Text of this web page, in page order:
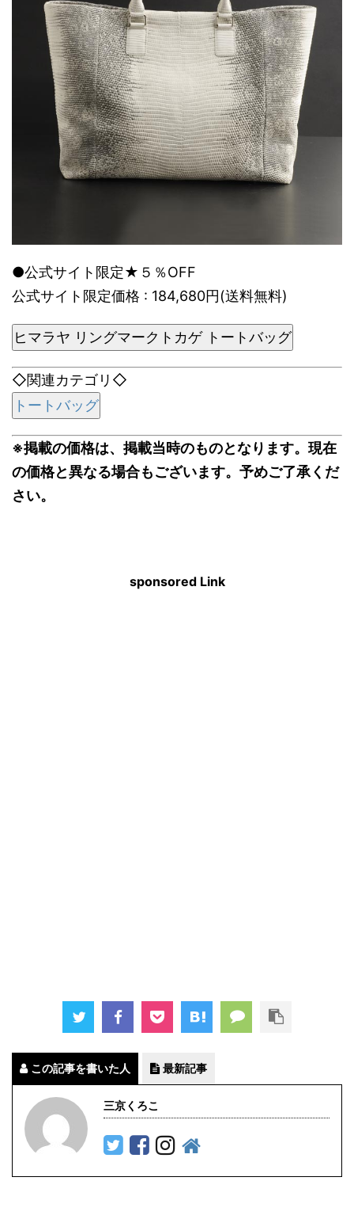
●公式サイト限定★５％OFF
公式サイト限定価格 : 184,680円(送料無料)
ヒマラヤ リングマークトカゲ トートバッグ
◇関連カテゴリ◇
トートバッグ
※掲載の価格は、掲載当時のものとなります。現在
の価格と異なる場合もございます。予めご了承くだ
さい。
sponsored Link
この記事を書いた人 最新記事
三京くろこ